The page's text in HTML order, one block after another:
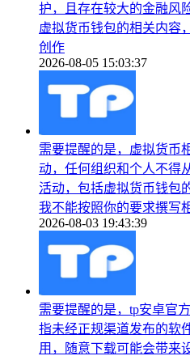
护，且存在较大的金融风
虚拟货币钱包的相关内容
创作
2026-08-05 15:03:37
需要提醒的是，虚拟货币
动，任何组织和个人不得
活动，包括虚拟货币钱包
我不能按照你的要求撰写
2026-08-03 19:43:39
需要提醒的是，tp安卓官
指未经正规渠道发布的软
用，随意下载可能会带来